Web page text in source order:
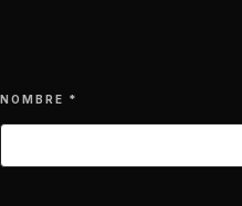
NOMBRE *